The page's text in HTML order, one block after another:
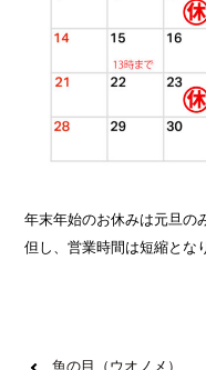
年末年始のお休みは元旦の
但し、営業時間は短縮とな
魚の目（ウオノメ）